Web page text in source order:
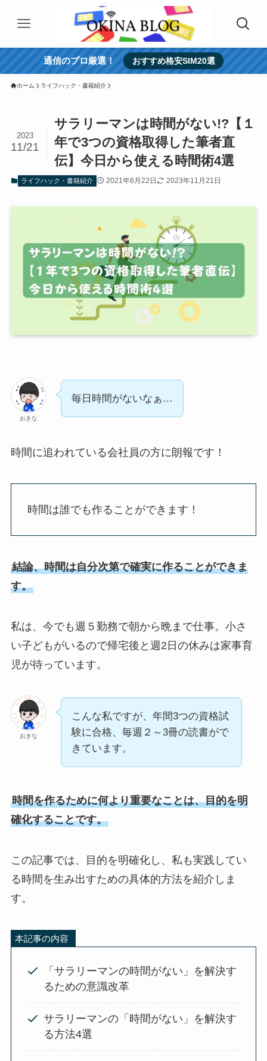
通信のプロ厳選！ おすすめ格安SIM20選
ホーム ライフハック・書籍紹介
サラリーマンは時間がない!?【１
年で3つの資格取得した筆者直
伝】今日から使える時間術4選
2023
11/21
ライフハック・書籍紹介 2021年6月22日 2023年11月21日
おきな
毎日時間がないなぁ…
時間に追われている会社員の方に朗報です！
時間は誰でも作ることができます！
結論、時間は自分次第で確実に作ることができま
す。
私は、今でも週５勤務で朝から晩まで仕事。小さ
い子どもがいるので帰宅後と週2日の休みは家事育
児が待っています。
おきな
こんな私ですが、年間3つの資格試
験に合格、毎週２～3冊の読書がで
きています。
時間を作るために何より重要なことは、目的を明
確化することです。
この記事では、目的を明確化し、私も実践してい
る時間を生み出すための具体的方法を紹介しま
す。
本記事の内容
「サラリーマンの時間がない」を解決す
るための意識改革
サラリーマンの「時間がない」を解決す
る方法4選